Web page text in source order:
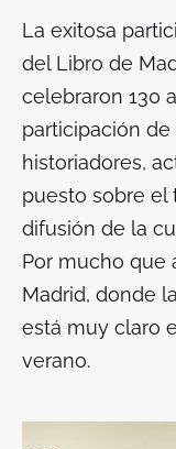
La exitosa
del Libro de
celebraron 130
participación
historiadores,
puesto sobre el
difusión de la
Por mucho que
Madrid, donde
está muy claro
verano.